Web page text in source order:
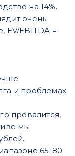
на 14%.
очень
EV/EBITDA =
и проблемах
провалится,
мы
65-80